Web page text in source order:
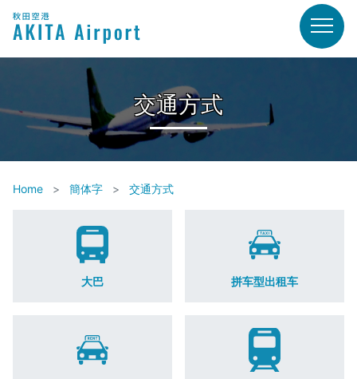
交通方式
Home 簡体字 交通方式
大巴 拼车型出租车